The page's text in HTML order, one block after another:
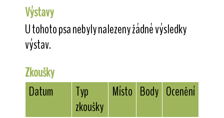
Výstavy
U tohoto psa nebyly nalezeny žádné výsledky
výstav.
Zkoušky
Datum
Typ
zkoušky
Místo Body Ocenění